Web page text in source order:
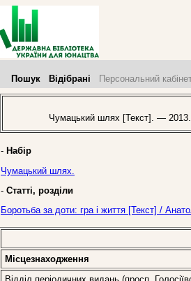
Пошук Відібрані Персональний
Чумацький шлях [Текст]. —
- Набір
Чумацький шлях.
- Статті, розділи
Боротьба за доти: гра і життя [Текст] /
Місцезнаходження